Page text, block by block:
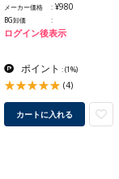
メーカー価格 ¥980
BG卸価
ログイン後表示
ポイント :(1%)
(4)
カートに入れる